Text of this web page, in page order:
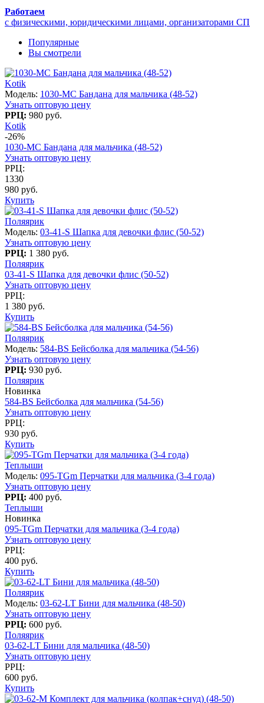
Работаем
с физическими, юридическими лицами, организаторами СП
Популярные
Вы смотрели
Kotik
Модель: 1030-МС Бандана для мальчика (48-52)
Узнать оптовую цену
РРЦ: 980 руб.
Kotik
-26%
1030-МС Бандана для мальчика (48-52)
Узнать оптовую цену
РРЦ:
1330
980 руб.
Купить
Поляярик
Модель: 03-41-S Шапка для девочки флис (50-52)
Узнать оптовую цену
РРЦ: 1 380 руб.
Поляярик
03-41-S Шапка для девочки флис (50-52)
Узнать оптовую цену
РРЦ:
1 380 руб.
Купить
Поляярик
Модель: 584-BS Бейсболка для мальчика (54-56)
Узнать оптовую цену
РРЦ: 930 руб.
Поляярик
Новинка
584-BS Бейсболка для мальчика (54-56)
Узнать оптовую цену
РРЦ:
930 руб.
Купить
Теплыши
Модель: 095-TGm Перчатки для мальчика (3-4 года)
Узнать оптовую цену
РРЦ: 400 руб.
Теплыши
Новинка
095-TGm Перчатки для мальчика (3-4 года)
Узнать оптовую цену
РРЦ:
400 руб.
Купить
Поляярик
Модель: 03-62-LT Бини для мальчика (48-50)
Узнать оптовую цену
РРЦ: 600 руб.
Поляярик
03-62-LT Бини для мальчика (48-50)
Узнать оптовую цену
РРЦ:
600 руб.
Купить